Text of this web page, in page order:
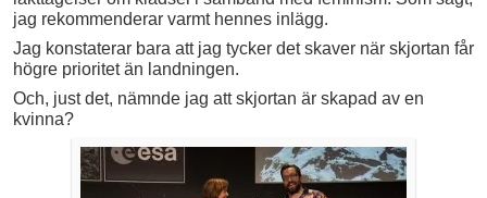
jag rekommenderar varmt hennes inlägg.
Jag konstaterar bara att jag tycker det skaver när skjortan får
högre prioritet än landningen.
Och, just det, nämnde jag att skjortan är skapad av en
kvinna?